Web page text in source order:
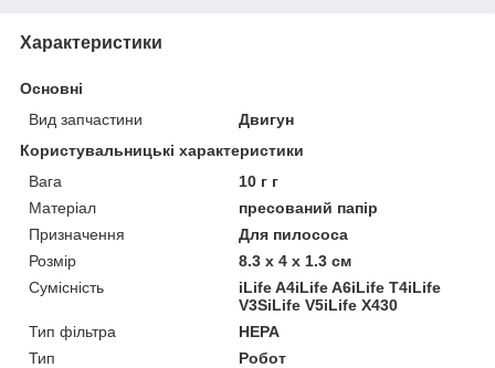
Характеристики
Основні
Вид запчастини
Двигун
Користувальницькі характеристики
Вага
10 г г
Матеріал
пресований папір
Призначення
Для пилососа
Розмір
8.3 x 4 x 1.3 см
Сумісність
iLife A4iLife A6iLife T4iLife
V3SiLife V5iLife X430
Тип фільтра
НЕРА
Тип
Робот